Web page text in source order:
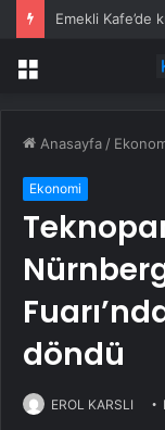
Emekli Kafe’de
Menü
Anasayfa /
Ekonomi
döndü
EROL KARSLI